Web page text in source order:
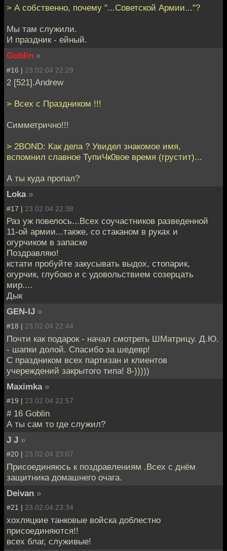
> А собственно, почему "...Советской Армии..."?
Мы там служили.
И праздник - ейный.
Goblin »
#16 | 23.02.04 22:29
2 [521].Andrew
> Всех с Праздником !!!
Симметрично!!!
> 2BOND: Как дела ? Увидел знакомое имя,
вспомнил славное ТупиЧк0вое время (грустит)...
А ты куда пропал?
Loka »
#17 | 23.02.04 22:38
Раз уж повелось...Всех соучастников разведенной
11-ой армии...также, со стаканом в руках и
огурчиком в запаске
Поздравляю!
кстати пробуйте закусывать выдох, стопарик,
огурчик, глубоко и с удовольствием созерцать
мир....
Дык
GEN-IJ »
#18 | 23.02.04 22:44
Почти как подарок - начал смотреть ШМатрицу. Д.Ю.
- шапки долой. Спасибо за шедевр!
С праздником всех партизан и клиентов
учереждений закрытого типа! 8-)))))
Maximka »
#19 | 23.02.04 22:57
# 16 Goblin
А ты сам то где служил?
J J »
#20 | 23.02.04 23:07
Присоединяюсь к поздравлениям .Всех с днём
защитника домашнего очага.
Deivan »
#21 | 23.02.04 23:34
хохляцкие танковые войска доблестно
присоединяются!!
всех благ, служивые!